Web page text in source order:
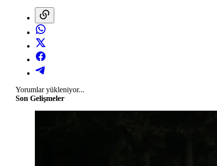
Yorumlar yükleniyor...
Son Gelişmeler